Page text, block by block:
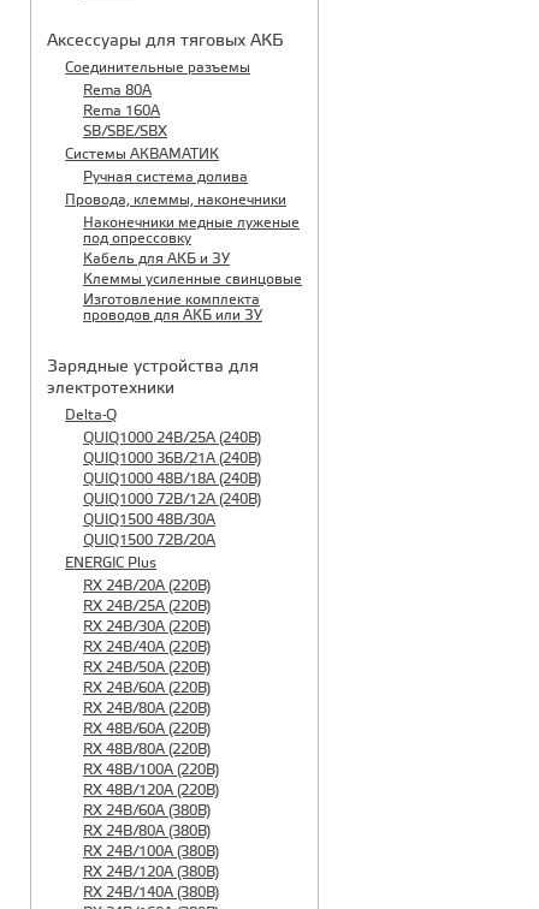
Аксессуары для тяговых АКБ
Соединительные разъемы
Rema 80A
Rema 160A
SB/SBE/SBX
Системы АКВАМАТИК
Ручная система долива
Провода, клеммы, наконечники
Наконечники медные луженые
под опрессовку
Кабель для АКБ и ЗУ
Клеммы усиленные свинцовые
Изготовление комплекта
проводов для АКБ или ЗУ
Зарядные устройства для
электротехники
Delta-Q
QUIQ1000 24B/25A (240B)
QUIQ1000 36B/21A (240B)
QUIQ1000 48B/18A (240B)
QUIQ1000 72B/12A (240B)
QUIQ1500 48B/30A
QUIQ1500 72B/20A
ENERGIC Plus
RX 24B/20A (220B)
RX 24B/25A (220B)
RX 24B/30A (220B)
RX 24B/40A (220B)
RX 24B/50A (220B)
RX 24B/60A (220B)
RX 24B/80A (220B)
RX 48B/60A (220B)
RX 48B/80A (220B)
RX 48B/100A (220B)
RX 48B/120A (220B)
RX 24B/60A (380B)
RX 24B/80A (380B)
RX 24B/100A (380B)
RX 24B/120A (380B)
RX 24B/140A (380B)